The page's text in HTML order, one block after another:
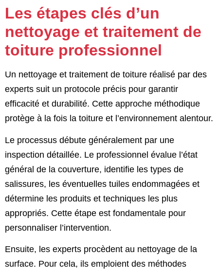
Les étapes clés d’un
nettoyage et traitement de
toiture professionnel
Un nettoyage et traitement de toiture réalisé par des
experts suit un protocole précis pour garantir
efficacité et durabilité. Cette approche méthodique
protège à la fois la toiture et l’environnement alentour.
Le processus débute généralement par une
inspection détaillée. Le professionnel évalue l’état
général de la couverture, identifie les types de
salissures, les éventuelles tuiles endommagées et
détermine les produits et techniques les plus
appropriés. Cette étape est fondamentale pour
personnaliser l’intervention.
Ensuite, les experts procèdent au nettoyage de la
surface. Pour cela, ils emploient des méthodes